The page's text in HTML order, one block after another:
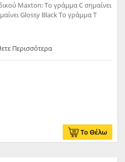
Maxton: Το γράμμα C σημαίνει
Glossy Black Το γράμμα T
Περισσότερα
Το Θέλω